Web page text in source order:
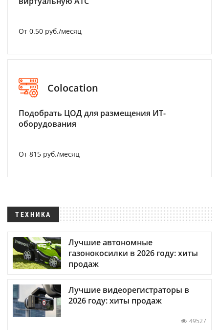
От 0.50 руб./месяц
Colocation
Подобрать ЦОД для размещения ИТ-
оборудования
От 815 руб./месяц
ТЕХНИКА
Лучшие автономные
газонокосилки в 2026 году: хиты
продаж
Лучшие видеорегистраторы в
2026 году: хиты продаж
49527